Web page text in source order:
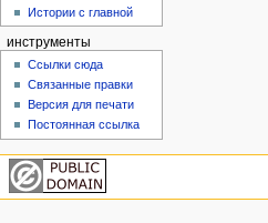
Истории с главной
инструменты
Ссылки сюда
Связанные правки
Версия для печати
Постоянная ссылка